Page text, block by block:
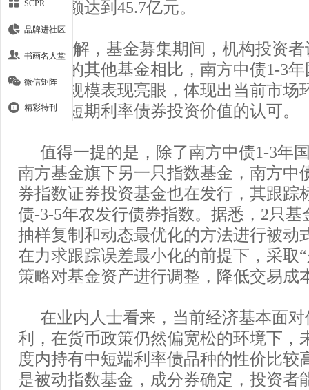
认购金额达到45.7亿元。
据了解，基金募集期间，机构投资
期发行的其他基金相比，南方中债1-3
的首发规模表现亮眼，体现出当前市场
此类中短期利率债券投资价值的认可。
值得一提的是，除了南方中债1-3年
南方基金旗下另一只指数基金，南方中
券指数证券投资基金也在发行，其跟踪
债-3-5年农发行债券指数。据悉，2只基
抽样复制和动态最优化的方法进行被动
在力求跟踪误差最小化的前提下，采取
策略对基金资产进行调整，降低交易成
在业内人士看来，当前经济基本面
利，在货币政策仍然偏宽松的环境下，
度内持有中短端利率债品种的性价比较
是被动指数基金，成分券确定，投资者
SCPR
品牌进社区
书画名人堂
微信矩阵
精彩特刊